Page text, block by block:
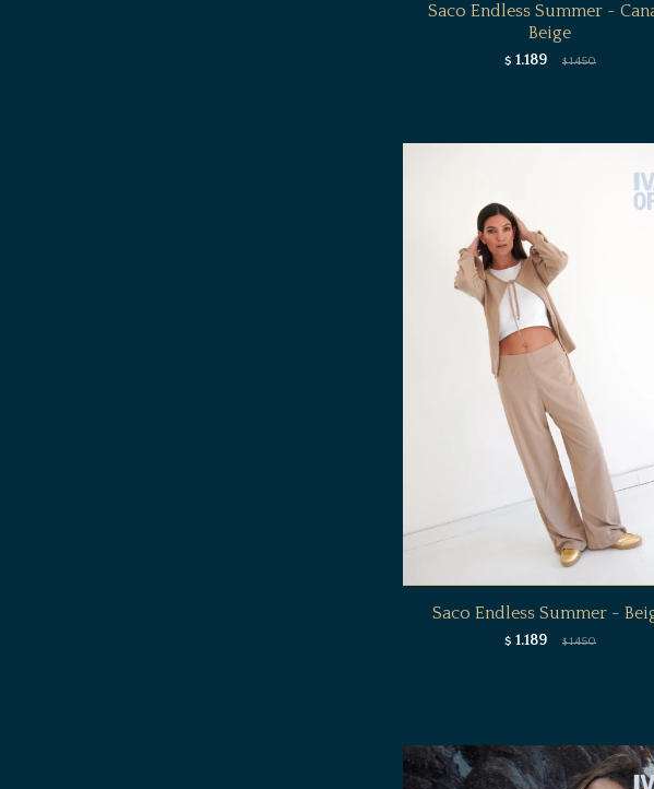
Saco Endless Summer -
Beige
$ 1.189 $ 1.450
Saco Endless Summer -
$ 1.189 $ 1.450